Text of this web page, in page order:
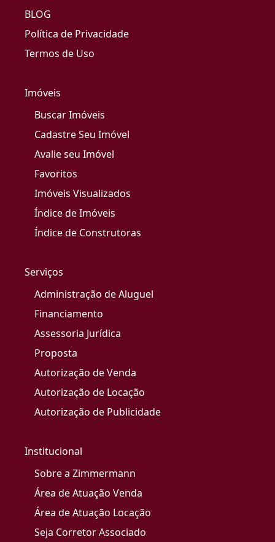
BLOG
Política de Privacidade
Termos de Uso
Imóveis
Buscar Imóveis
Cadastre Seu Imóvel
Avalie seu Imóvel
Favoritos
Imóveis Visualizados
Índice de Imóveis
Índice de Construtoras
Serviços
Administração de Aluguel
Financiamento
Assessoria Jurídica
Proposta
Autorização de Venda
Autorização de Locação
Autorização de Publicidade
Institucional
Sobre a Zimmermann
Área de Atuação Venda
Área de Atuação Locação
Seja Corretor Associado